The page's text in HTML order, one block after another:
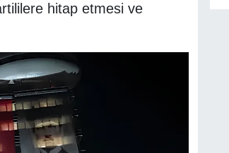
hitap etmesi ve